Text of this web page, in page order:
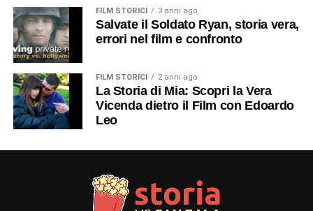
FILM STORICI 3 anni ago
Salvate il Soldato Ryan, storia vera,
errori nel film e confronto
FILM STORICI 2 anni ago
La Storia di Mia: Scopri la Vera
Vicenda dietro il Film con Edoardo
Leo